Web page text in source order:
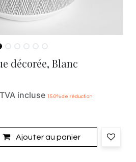
décorée, Blanc
TVA incluse 15.0% de réduction
Ajouter au panier